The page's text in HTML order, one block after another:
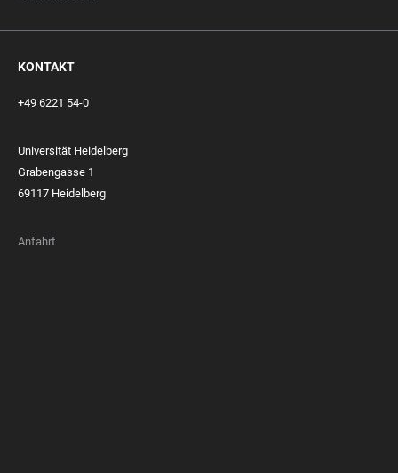
KONTAKT
+49 6221 54-0
Universität Heidelberg
Grabengasse 1
69117 Heidelberg
Anfahrt